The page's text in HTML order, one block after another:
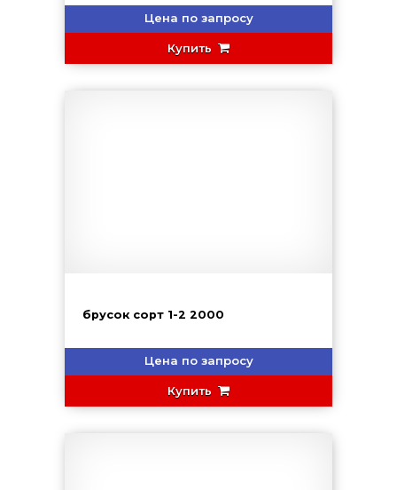
Цена по запросу
Купить
брусок сорт 1-2 2000
Цена по запросу
Купить